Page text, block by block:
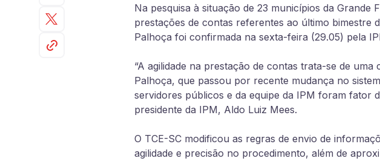
Na pesquisa à situação de 23 municípios da
prestações de contas referentes ao último bimestre
Palhoça foi confirmada na sexta-feira (29.05) pela
“A agilidade na prestação de contas trata-se de
Palhoça, que passou por recente mudança no
servidores públicos e da equipe da IPM foram fator
presidente da IPM, Aldo Luiz Mees.
O TCE-SC modificou as regras de envio de
agilidade e precisão no procedimento, além de